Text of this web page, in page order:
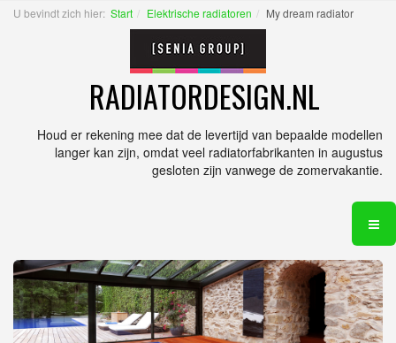
U bevindt zich hier: Start Elektrische radiatoren My dream radiator
RADIATORDESIGN.NL
Houd er rekening mee dat de levertijd van bepaalde modellen
langer kan zijn, omdat veel radiatorfabrikanten in augustus
gesloten zijn vanwege de zomervakantie.